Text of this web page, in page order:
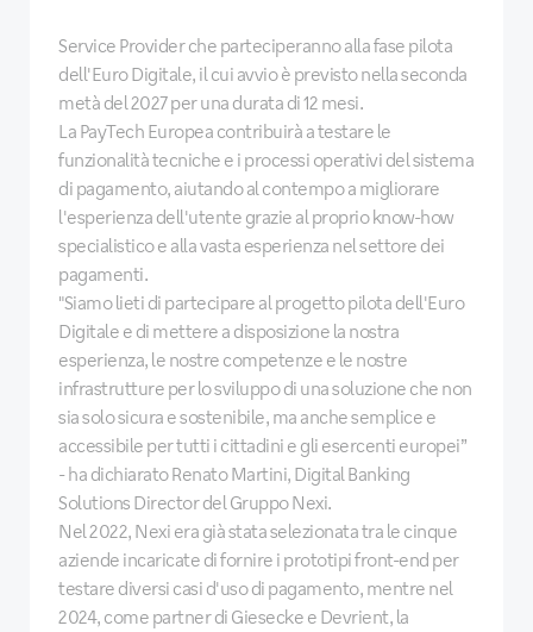
Service Provider che parteciperanno alla fase pilota
dell'Euro Digitale, il cui avvio è previsto nella seconda
metà del 2027 per una durata di 12 mesi.
La PayTech Europea contribuirà a testare le
funzionalità tecniche e i processi operativi del sistema
di pagamento, aiutando al contempo a migliorare
l'esperienza dell'utente grazie al proprio know-how
specialistico e alla vasta esperienza nel settore dei
pagamenti.
"Siamo lieti di partecipare al progetto pilota dell'Euro
Digitale e di mettere a disposizione la nostra
esperienza, le nostre competenze e le nostre
infrastrutture per lo sviluppo di una soluzione che non
sia solo sicura e sostenibile, ma anche semplice e
accessibile per tutti i cittadini e gli esercenti europei”
- ha dichiarato Renato Martini, Digital Banking
Solutions Director del Gruppo Nexi.
Nel 2022, Nexi era già stata selezionata tra le cinque
aziende incaricate di fornire i prototipi front-end per
testare diversi casi d'uso di pagamento, mentre nel
2024, come partner di Giesecke e Devrient, la